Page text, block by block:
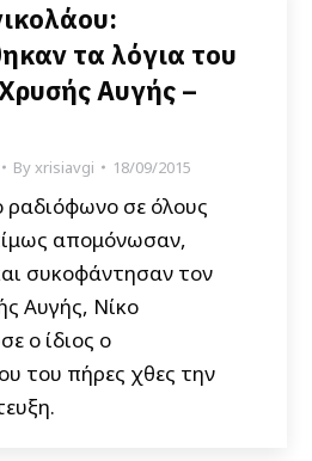
τα λόγια του
Αυγής –
Byxrisiavgi 18/09/2015
σε όλους
απομόνωσαν,
συκοφάντησαν τον
Αυγής, Νίκο
ο ίδιος ο
του πήρες χθες την